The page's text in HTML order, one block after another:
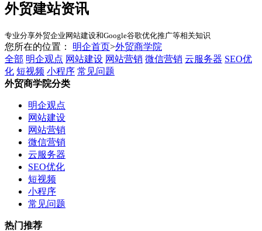
外贸建站资讯
专业分享外贸企业网站建设和Google谷歌优化推广等相关知识
您所在的位置： 明企首页>外贸商学院
全部 明企观点 网站建设 网站营销 微信营销 云服务器 SEO优
化 短视频 小程序 常见问题
外贸商学院分类
明企观点
网站建设
网站营销
微信营销
云服务器
SEO优化
短视频
小程序
常见问题
热门推荐